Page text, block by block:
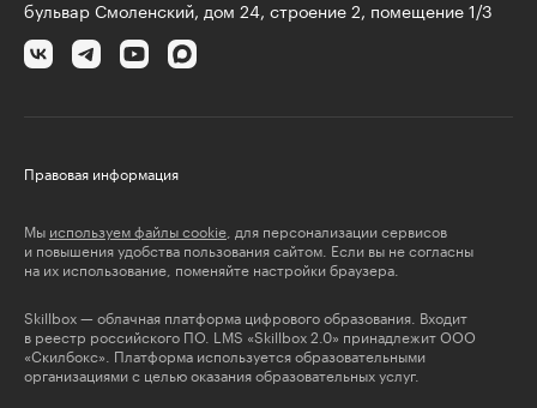
бульвар Смоленский, дом 24, строение 2, помещение 1/3
Правовая информация
Мы используем файлы cookie , для персонализации сервисов
и повышения удобства пользования сайтом. Если вы не согласны
на их использование, поменяйте настройки браузера.
Skillbox — облачная платформа цифрового образования. Входит
в реестр российского ПО. LMS «Skillbox 2.0» принадлежит ООО
«Скилбокс». Платформа используется образовательными
организациями с целью оказания образовательных услуг.